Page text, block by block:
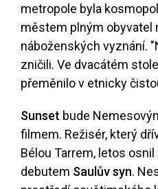
metropole byla
městem plným obyvatel
náboženských vyznání.
zničili. Ve dvacátém
přeměnilo v etnicky
Sunset bude
filmem. Režisér, který
Bélou Tarrem, letos osnil
debutem Saulův syn.